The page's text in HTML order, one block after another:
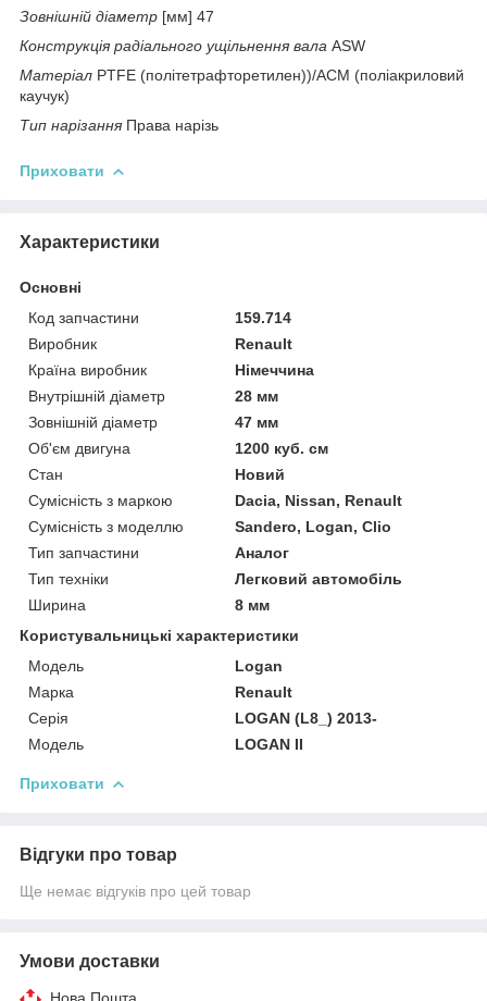
Зовнішній діаметр [мм] 47
Конструкція радіального ущільнення вала ASW
Матеріал PTFE (політетрафторетилен))/ACM (поліакриловий
каучук)
Тип нарізання Права нарізь
Приховати
Характеристики
Основні
Код запчастини
159.714
Виробник
Renault
Країна виробник
Німеччина
Внутрішній діаметр
28 мм
Зовнішній діаметр
47 мм
Об'єм двигуна
1200 куб. см
Стан
Новий
Сумісність з маркою
Dacia, Nissan, Renault
Сумісність з моделлю
Sandero, Logan, Clio
Тип запчастини
Аналог
Тип техніки
Легковий автомобіль
Ширина
8 мм
Користувальницькі характеристики
Мoдель
Logan
Марка
Renault
Серія
LOGAN (L8_) 2013-
Модель
LOGAN II
Приховати
Відгуки про товар
Ще немає відгуків про цей товар
Умови доставки
Нова Пошта